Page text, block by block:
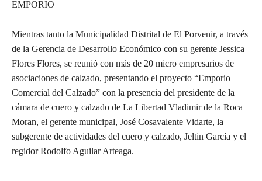
EMPORIO
Mientras tanto la Municipalidad Distrital de El Porvenir, a través
de la Gerencia de Desarrollo Económico con su gerente Jessica
Flores Flores, se reunió con más de 20 micro empresarios de
asociaciones de calzado, presentando el proyecto “Emporio
Comercial del Calzado” con la presencia del presidente de la
cámara de cuero y calzado de La Libertad Vladimir de la Roca
Moran, el gerente municipal, José Cosavalente Vidarte, la
subgerente de actividades del cuero y calzado, Jeltin García y el
regidor Rodolfo Aguilar Arteaga.